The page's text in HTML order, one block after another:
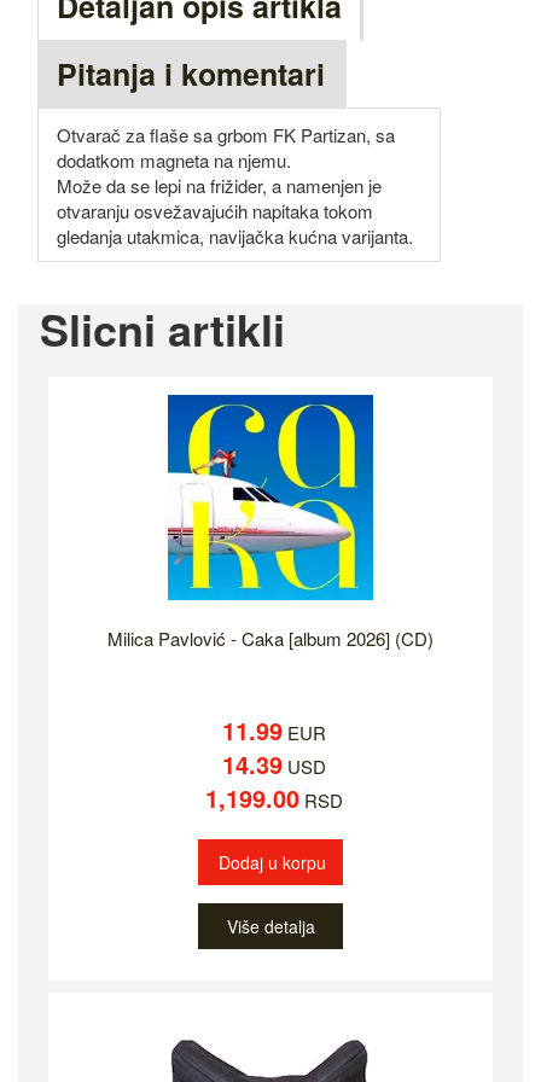
Pitanja i komentari
Otvarač za flaše sa grbom FK Partizan, sa
dodatkom magneta na njemu.
Može da se lepi na frižider, a namenjen je
otvaranju osvežavajućih napitaka tokom
gledanja utakmica, navijačka kućna varijanta.
Slicni artikli
Milica Pavlović - Caka [album 2026] (CD)
11.99EUR
14.39USD
1,199.00RSD
Dodaj u korpu
Više detalja